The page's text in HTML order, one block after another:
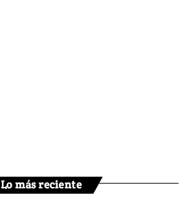
Lo más reciente